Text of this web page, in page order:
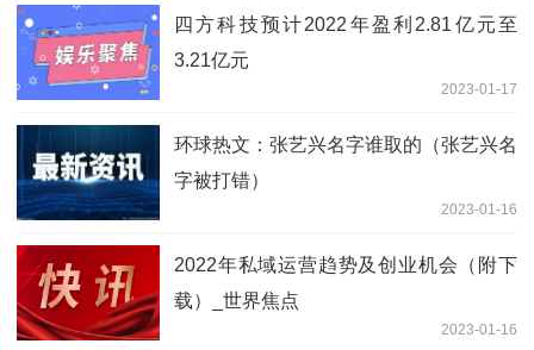
四方科技预计2022年盈利2.81亿元至
3.21亿元
2023-01-17
环球热文：张艺兴名字谁取的（张艺兴名
字被打错）
2023-01-16
2022年私域运营趋势及创业机会（附下
载）_世界焦点
2023-01-16